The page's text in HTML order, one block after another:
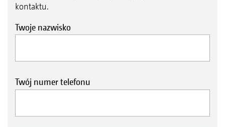
kontaktu.
Twoje nazwisko
Twój numer telefonu